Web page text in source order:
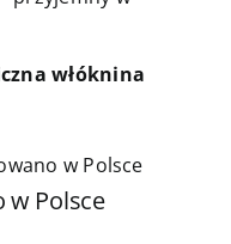
włóknina
w Polsce